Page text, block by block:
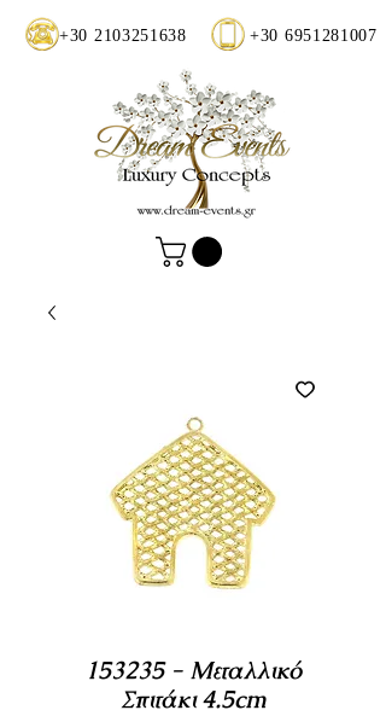
+30 2103251638 +30 6951281007
153235 - Μεταλλικό
Σπιτάκι 4.5cm